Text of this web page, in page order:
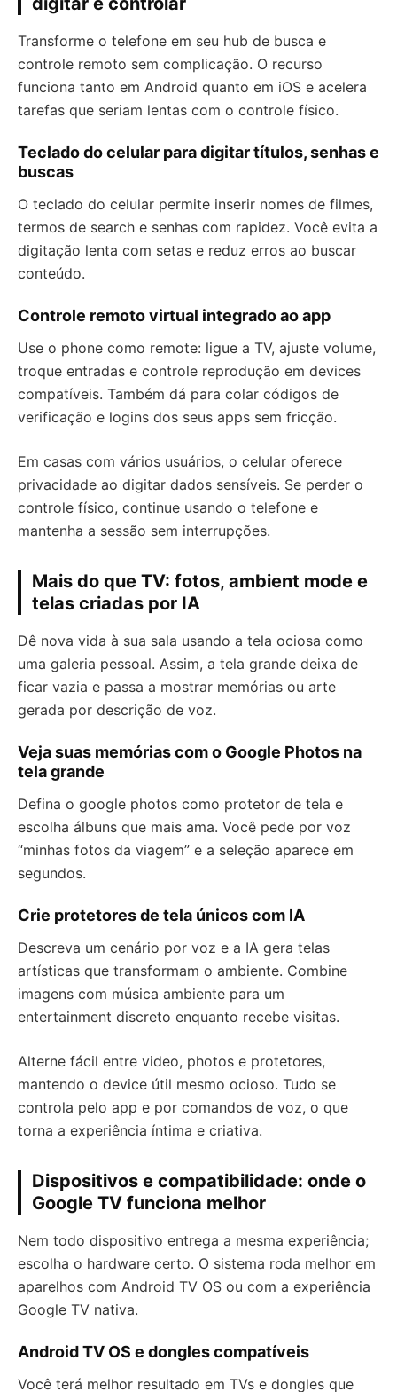
Transforme o telefone em seu hub de busca e
controle remoto sem complicação. O recurso
funciona tanto em Android quanto em iOS e acelera
tarefas que seriam lentas com o controle físico.
Teclado do celular para digitar títulos, senhas e
buscas
O teclado do celular permite inserir nomes de filmes,
termos de search e senhas com rapidez. Você evita a
digitação lenta com setas e reduz erros ao buscar
conteúdo.
Controle remoto virtual integrado ao app
Use o phone como remote: ligue a TV, ajuste volume,
troque entradas e controle reprodução em devices
compatíveis. Também dá para colar códigos de
verificação e logins dos seus apps sem fricção.
Em casas com vários usuários, o celular oferece
privacidade ao digitar dados sensíveis. Se perder o
controle físico, continue usando o telefone e
mantenha a sessão sem interrupções.
Mais do que TV: fotos, ambient mode e
telas criadas por IA
Dê nova vida à sua sala usando a tela ociosa como
uma galeria pessoal. Assim, a tela grande deixa de
ficar vazia e passa a mostrar memórias ou arte
gerada por descrição de voz.
Veja suas memórias com o Google Photos na
tela grande
Defina o google photos como protetor de tela e
escolha álbuns que mais ama. Você pede por voz
“minhas fotos da viagem” e a seleção aparece em
segundos.
Crie protetores de tela únicos com IA
Descreva um cenário por voz e a IA gera telas
artísticas que transformam o ambiente. Combine
imagens com música ambiente para um
entertainment discreto enquanto recebe visitas.
Alterne fácil entre video, photos e protetores,
mantendo o device útil mesmo ocioso. Tudo se
controla pelo app e por comandos de voz, o que
torna a experiência íntima e criativa.
Dispositivos e compatibilidade: onde o
Google TV funciona melhor
Nem todo dispositivo entrega a mesma experiência;
escolha o hardware certo. O sistema roda melhor em
aparelhos com Android TV OS ou com a experiência
Google TV nativa.
Android TV OS e dongles compatíveis
Você terá melhor resultado em TVs e dongles que